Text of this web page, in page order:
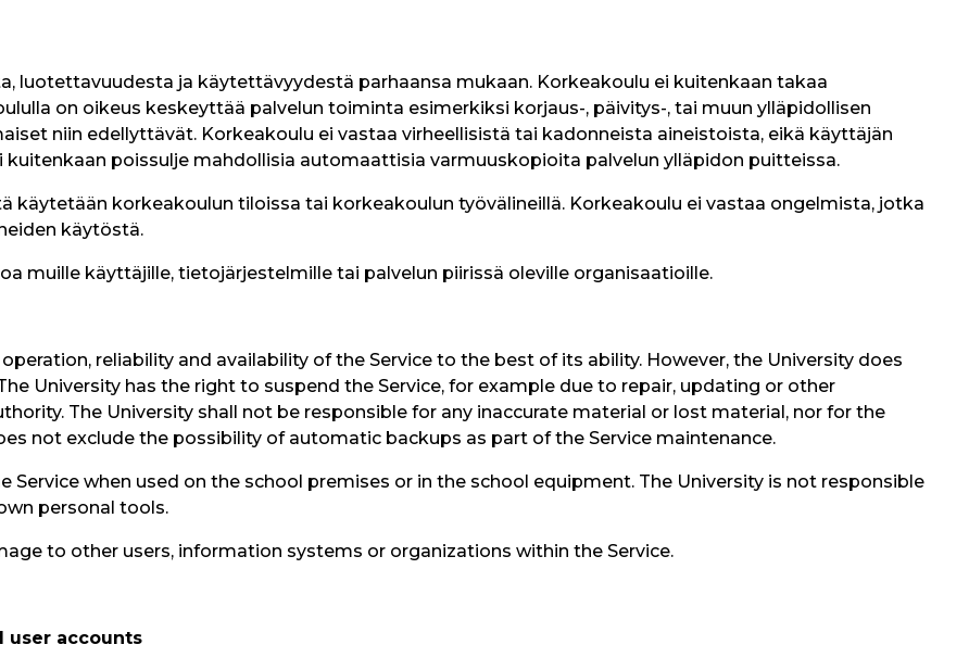
luotettavuudesta ja käytettävyydestä parhaansa mukaan. Korkeakoulu ei kuitenkaan takaa
on oikeus keskeyttää palvelun toiminta esimerkiksi korjaus-, päivitys-, tai muun ylläpidollisen
niin edellyttävät. Korkeakoulu ei vastaa virheellisistä tai kadonneista aineistoista, eikä käyttäjän
poissulje mahdollisia automaattisia varmuuskopioita palvelun ylläpidon puitteissa.
käytetään korkeakoulun tiloissa tai korkeakoulun työvälineillä. Korkeakoulu ei vastaa ongelmista, jotka
käytöstä.
muille käyttäjille, tietojärjestelmille tai palvelun piirissä oleville organisaatioille.
reliability and availability of the Service to the best of its ability. However, the University does
University has the right to suspend the Service, for example due to repair, updating or other
The University shall not be responsible for any inaccurate material or lost material, nor for the
not exclude the possibility of automatic backups as part of the Service maintenance.
when used on the school premises or in the school equipment. The University is not responsible
personal tools.
to other users, information systems or organizations within the Service.
user accounts